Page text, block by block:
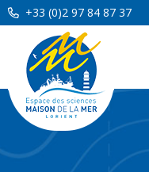
+33 (0)2 97 84 87 37